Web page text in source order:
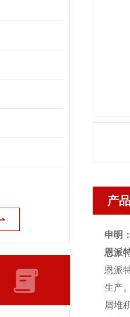
产
申明
恩派
恩派
生产
屑堆